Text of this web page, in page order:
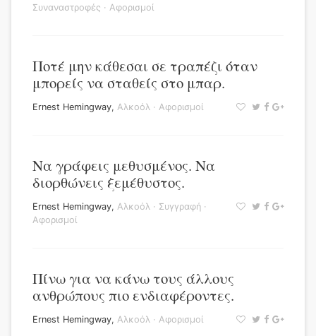
Συναναστροφές · Αφορισμοί
Ποτέ μην κάθεσαι σε τραπέζι όταν
μπορείς να σταθείς στο μπαρ.
Ernest Hemingway, Αλκοόλ · Αφορισμοί
Να γράφεις μεθυσμένος. Να
διορθώνεις ξεμέθυστος.
Ernest Hemingway, Αλκοόλ · Συγγραφή ·
Αφορισμοί
Πίνω για να κάνω τους άλλους
ανθρώπους πιο ενδιαφέροντες.
Ernest Hemingway, Αλκοόλ · Αφορισμοί